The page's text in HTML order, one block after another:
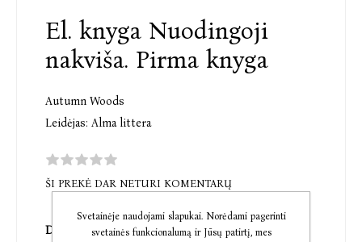
El. knyga Nuodingoji
nakviša. Pirma knyga
Autumn Woods
Leidėjas: Alma littera
ŠI PREKĖ DAR NETURI KOMENTARŲ
Dėl jos jis sudegintų visą pasaulį...
Svetainėje naudojami slapukai. Norėdami pagerinti
svetainės funkcionalumą ir Jūsų patirtį, mes